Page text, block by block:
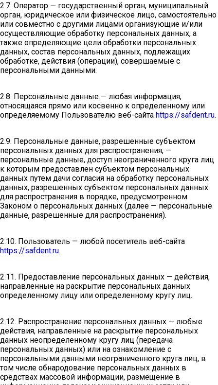
2.7. Оператор — государственный орган, муниципальный
орган, юридическое или физическое лицо, самостоятельно
или совместно с другими лицами организующие и/или
осуществляющие обработку персональных данных, а
также определяющие цели обработки персональных
данных, состав персональных данных, подлежащих
обработке, действия (операции), совершаемые с
персональными данными.
2.8. Персональные данные — любая информация,
относящаяся прямо или косвенно к определенному или
определяемому Пользователю веб-сайта https://safdent.ru.
2.9. Персональные данные, разрешенные субъектом
персональных данных для распространения, —
персональные данные, доступ неограниченного круга лиц
к которым предоставлен субъектом персональных
данных путем дачи согласия на обработку персональных
данных, разрешенных субъектом персональных данных
для распространения в порядке, предусмотренном
Законом о персональных данных (далее — персональные
данные, разрешенные для распространения).
2.10. Пользователь — любой посетитель веб-сайта
https://safdent.ru.
2.11. Предоставление персональных данных — действия,
направленные на раскрытие персональных данных
определенному лицу или определенному кругу лиц.
2.12. Распространение персональных данных — любые
действия, направленные на раскрытие персональных
данных неопределенному кругу лиц (передача
персональных данных) или на ознакомление с
персональными данными неограниченного круга лиц, в
том числе обнародование персональных данных в
средствах массовой информации, размещение в